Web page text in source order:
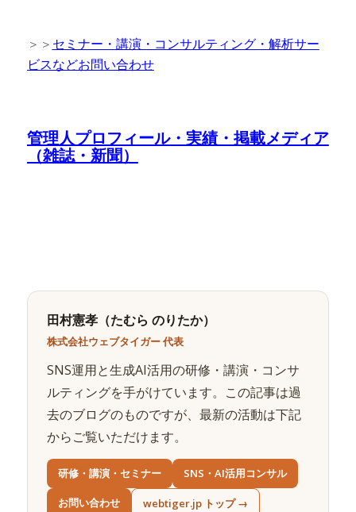
＞＞ セミナー・講演・コンサルティング・解析サー
ビスなどお問い合わせ
管理人プロフィール・実績・掲載メディア
（雑誌・新聞）
田村憲孝（たむら のりたか）
株式会社ウェブタイガー 代表
SNS運用と生成AI活用の研修・講演・コンサ
ルティングを手がけています。この記事は過
去のブログのものですが、最新の活動は下記
からご覧いただけます。
研修・講演・セミナー SNS・AI活用コンサル
お問い合わせ webtiger.jp トップ →